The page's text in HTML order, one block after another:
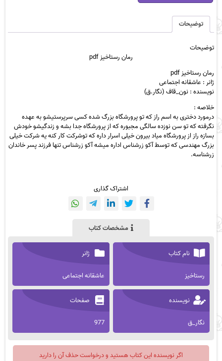
توضیحات
توضیحات
رمان رستاخیز pdf
رمان رستاخیز pdf
ژانر : عاشقانه اجتماعی
نویسنده : نون_قاف (نگار.ق)
خلاصه :
درمورد دختری به اسم راز که تو پرورشگاه بزرگ شده کسی سرپرستیشو به عهده
نگرفته که تو سن نوزده سالگی مجبوره که از پرورشگاه جدا بشه و زندگیشو خودش
بسازه راز از پرورشگاه میاد بیرون خیلی اسرار داره که توشرکت کار کنه یه شرکت خیلی
بزرگ مهندسی که توسط آکو زرشناس اداره میشه آکو زرشناس تنها فرزند پسر خاندان
زرشناسه.
اشتراک گذاری
مشخصات کتاب
نام کتاب
رستاخیز
ژانر
عاشقانه اجتماعی
نویسنده
نگار_ق
صفحات
977
اگر نویسنده این کتاب هستید و درخواست حذف آن را دارید